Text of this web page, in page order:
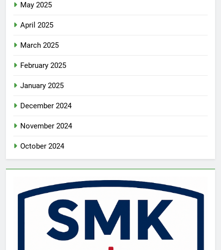
May 2025
April 2025
March 2025
February 2025
January 2025
December 2024
November 2024
October 2024